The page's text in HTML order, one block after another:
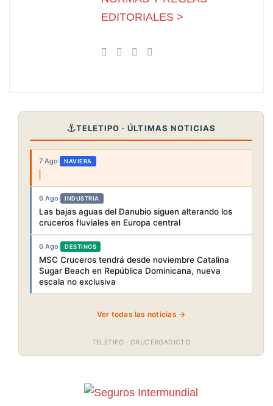
EDITORIALES >
⚓TELETIPO · ÚLTIMAS NOTICIAS
7 Ago· NAVIERA
6 Ago· INDUSTRIA
Las bajas aguas del Danubio siguen alterando los
cruceros fluviales en Europa central
6 Ago· DESTINOS
MSC Cruceros tendrá desde noviembre Catalina
Sugar Beach en República Dominicana, nueva
escala no exclusiva
Ver todas las noticias →
TELETIPO · CRUCEROADICTO